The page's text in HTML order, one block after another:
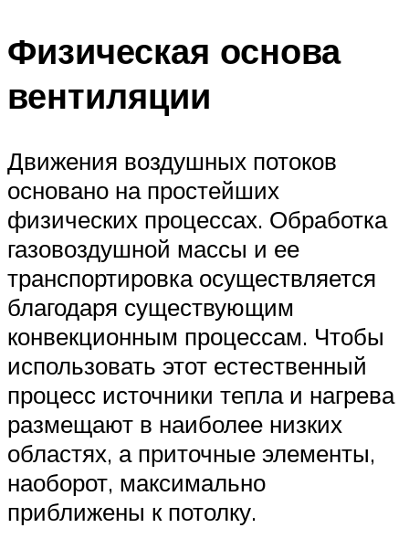
Физическая основа
вентиляции
Движения воздушных потоков
основано на простейших
физических процессах. Обработка
газовоздушной массы и ее
транспортировка осуществляется
благодаря существующим
конвекционным процессам. Чтобы
использовать этот естественный
процесс источники тепла и нагрева
размещают в наиболее низких
областях, а приточные элементы,
наоборот, максимально
приближены к потолку.